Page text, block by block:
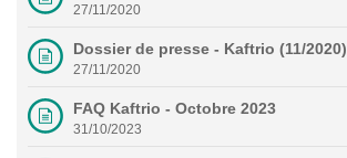
27/11/2020
Dossier de presse - Kaftrio (11/2020)
27/11/2020
FAQ Kaftrio - Octobre 2023
31/10/2023